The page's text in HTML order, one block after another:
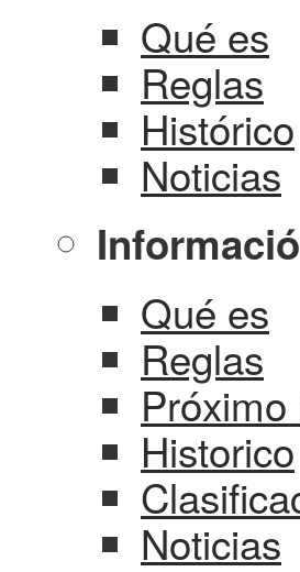
Qué es
Reglas
Histórico
Noticias
Qué es
Reglas
Próximo
Historico
Noticias